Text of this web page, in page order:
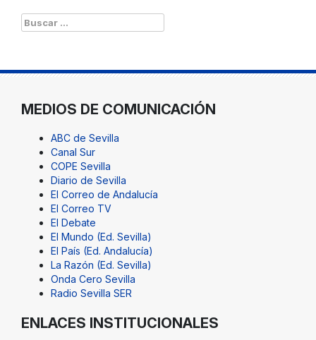
Buscar:
MEDIOS DE COMUNICACIÓN
ABC de Sevilla
Canal Sur
COPE Sevilla
Diario de Sevilla
El Correo de Andalucía
El Correo TV
El Debate
El Mundo (Ed. Sevilla)
El País (Ed. Andalucía)
La Razón (Ed. Sevilla)
Onda Cero Sevilla
Radio Sevilla SER
ENLACES INSTITUCIONALES